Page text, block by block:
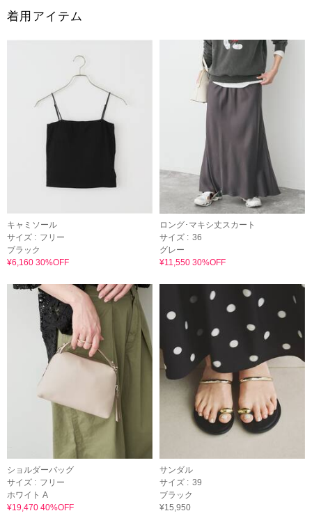
着用アイテム
キャミソール
サイズ : フリー
ブラック
¥6,160 30%OFF
ロング･マキシ丈スカート
サイズ : 36
グレー
¥11,550 30%OFF
ショルダーバッグ
サイズ : フリー
ホワイト A
¥19,470 40%OFF
サンダル
サイズ : 39
ブラック
¥15,950